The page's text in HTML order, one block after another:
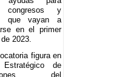
congresos y
que vayan a
en el primer
2023.
figura en
de
del